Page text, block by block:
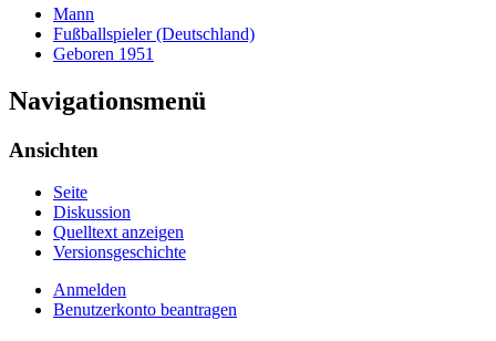
Mann
Fußballspieler (Deutschland)
Geboren 1951
Navigationsmenü
Ansichten
Seite
Diskussion
Quelltext anzeigen
Versionsgeschichte
Anmelden
Benutzerkonto beantragen